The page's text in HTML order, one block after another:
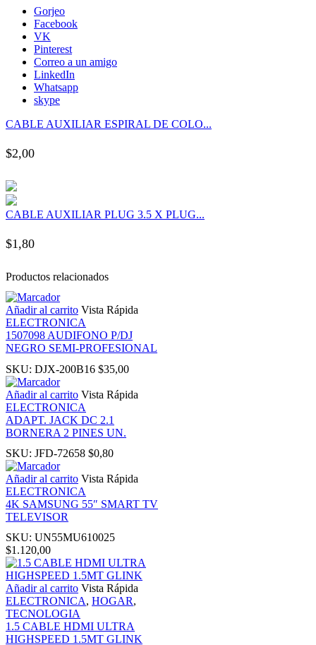
panel
panel
panel
panel
panel
panel
panel
panel
panel
panel
Panel
Panel
Gorjeo
Facebook
VK
Pinterest
Correo a un amigo
LinkedIn
Whatsapp
skype
CABLE AUXILIAR ESPIRAL DE COLO...
$2,00
CABLE AUXILIAR PLUG 3.5 X PLUG...
$1,80
Productos relacionados
Añadir al carrito Vista Rápida
ELECTRONICA
1507098 AUDIFONO P/DJ
NEGRO SEMI-PROFESIONAL
SKU: DJX-200B16 $35,00
Añadir al carrito Vista Rápida
ELECTRONICA
ADAPT. JACK DC 2.1
BORNERA 2 PINES UN.
SKU: JFD-72658 $0,80
Añadir al carrito Vista Rápida
ELECTRONICA
4K SAMSUNG 55″ SMART TV
TELEVISOR
SKU: UN55MU610025
$1.120,00
Añadir al carrito Vista Rápida
ELECTRONICA, HOGAR,
TECNOLOGIA
1.5 CABLE HDMI ULTRA
HIGHSPEED 1.5MT GLINK